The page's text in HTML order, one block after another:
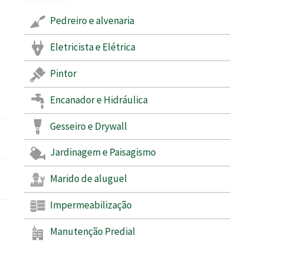
Pedreiro e alvenaria
Eletricista e Elétrica
Pintor
Encanador e Hidráulica
Gesseiro e Drywall
Jardinagem e Paisagismo
Marido de aluguel
Impermeabilização
Manutenção Predial